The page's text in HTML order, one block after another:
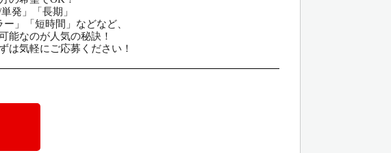
発」「長期」
ー」「短時間」などなど、
能なのが人気の秘訣！
は気軽にご応募ください！